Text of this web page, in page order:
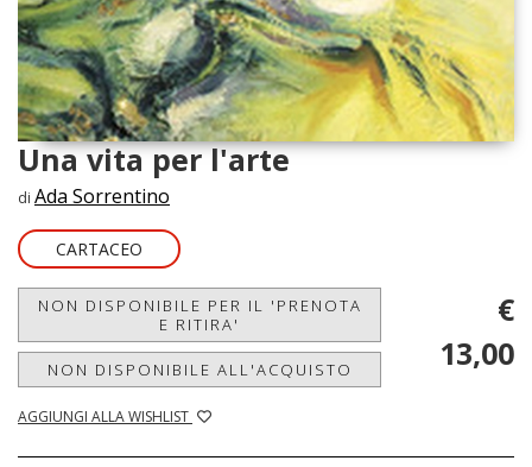
Una vita per l'arte
di Ada Sorrentino
CARTACEO
NON DISPONIBILE PER IL 'PRENOTA
E RITIRA'
NON DISPONIBILE ALL'ACQUISTO
AGGIUNGI ALLA WISHLIST
€
13,00